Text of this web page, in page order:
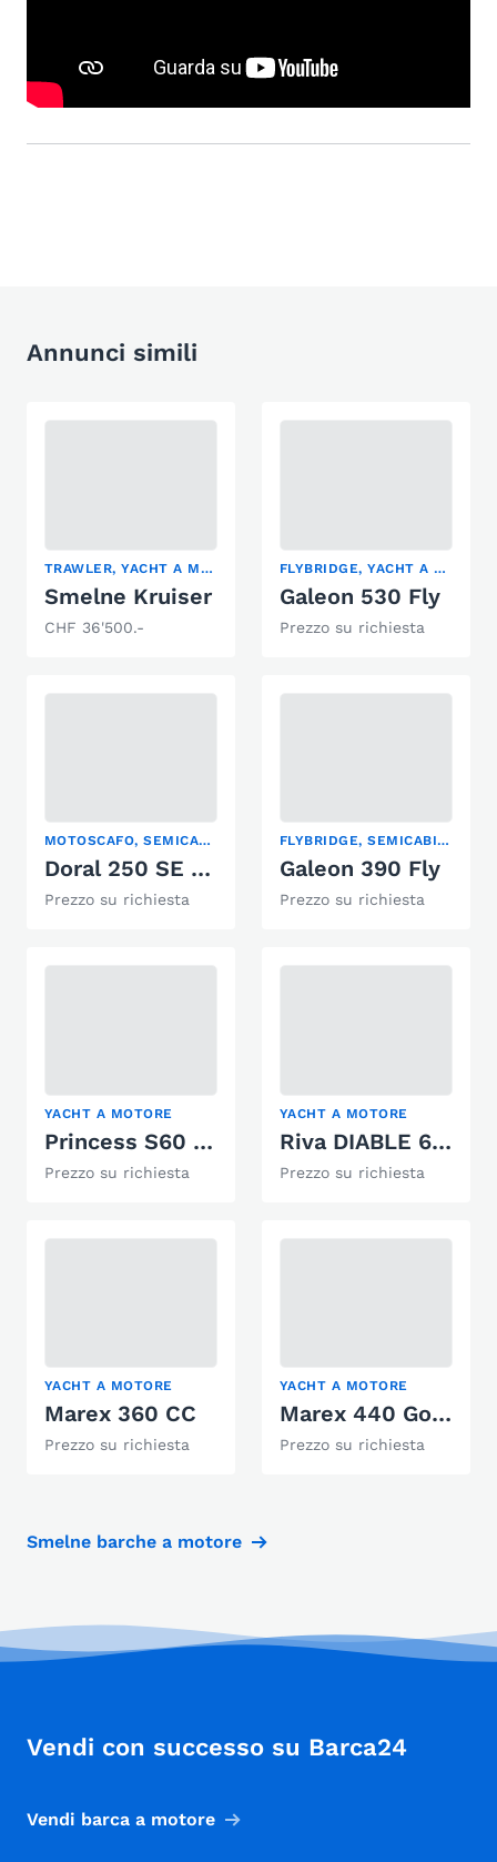
Annunci simili
TRAWLER, YACHT A MOTORE
Smelne Kruiser
CHF 36'500.-
FLYBRIDGE, YACHT A MOTORE
Galeon 530 Fly
Prezzo su richiesta
MOTOSCAFO, SEMICABINATO, YACHT A MOTORE
Doral 250 SE Monticello
Prezzo su richiesta
FLYBRIDGE, SEMICABINATO, YACHT A MOTORE
Galeon 390 Fly
Prezzo su richiesta
YACHT A MOTORE
Princess S60 Süsswasser/Freshwater boat
Prezzo su richiesta
YACHT A MOTORE
Riva DIABLE 68 NR 06
Prezzo su richiesta
YACHT A MOTORE
Marex 360 CC
Prezzo su richiesta
YACHT A MOTORE
Marex 440 Gormet Cruiser
Prezzo su richiesta
Smelne barche a motore
Vendi con successo su Barca24
Vendi barca a motore